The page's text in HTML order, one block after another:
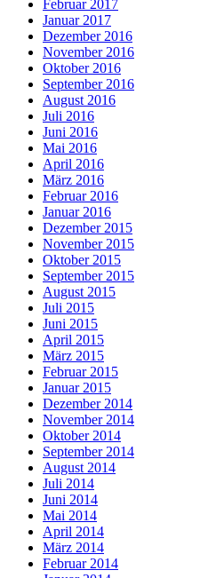
Februar 2017
Januar 2017
Dezember 2016
November 2016
Oktober 2016
September 2016
August 2016
Juli 2016
Juni 2016
Mai 2016
April 2016
März 2016
Februar 2016
Januar 2016
Dezember 2015
November 2015
Oktober 2015
September 2015
August 2015
Juli 2015
Juni 2015
April 2015
März 2015
Februar 2015
Januar 2015
Dezember 2014
November 2014
Oktober 2014
September 2014
August 2014
Juli 2014
Juni 2014
Mai 2014
April 2014
März 2014
Februar 2014